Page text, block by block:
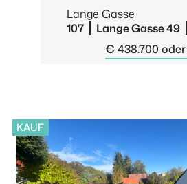
Lange Gasse
107
Lange Gasse 49
€ 438.700
KAUF